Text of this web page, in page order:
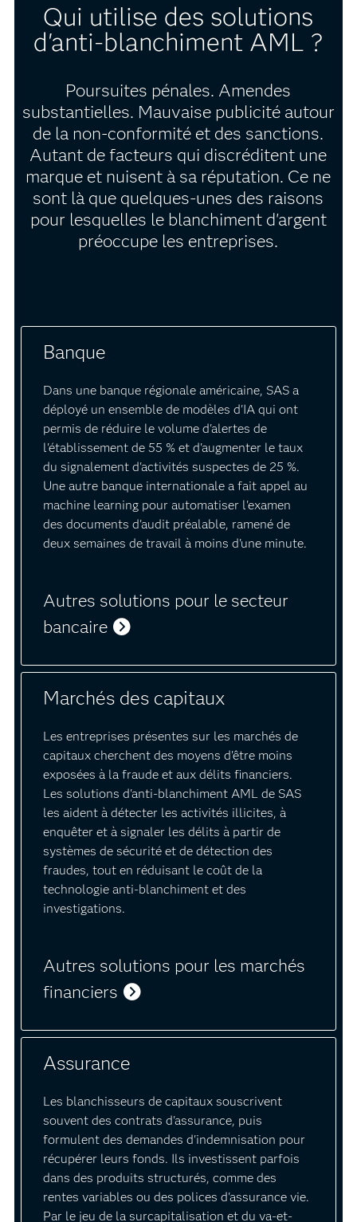
Qui utilise des solutions
d'anti-blanchiment AML ?
Poursuites pénales. Amendes
substantielles. Mauvaise publicité autour
de la non-conformité et des sanctions.
Autant de facteurs qui discréditent une
marque et nuisent à sa réputation. Ce ne
sont là que quelques-unes des raisons
pour lesquelles le blanchiment d'argent
préoccupe les entreprises.
Banque
Dans une banque régionale américaine, SAS a
déployé un ensemble de modèles d'IA qui ont
permis de réduire le volume d'alertes de
l'établissement de 55 % et d'augmenter le taux
du signalement d'activités suspectes de 25 %.
Une autre banque internationale a fait appel au
machine learning pour automatiser l'examen
des documents d'audit préalable, ramené de
deux semaines de travail à moins d'une minute.
Autres solutions pour le secteur
bancaire
Marchés des capitaux
Les entreprises présentes sur les marchés de
capitaux cherchent des moyens d'être moins
exposées à la fraude et aux délits financiers.
Les solutions d'anti-blanchiment AML de SAS
les aident à détecter les activités illicites, à
enquêter et à signaler les délits à partir de
systèmes de sécurité et de détection des
fraudes, tout en réduisant le coût de la
technologie anti-blanchiment et des
investigations.
Autres solutions pour les marchés
financiers
Assurance
Les blanchisseurs de capitaux souscrivent
souvent des contrats d'assurance, puis
formulent des demandes d'indemnisation pour
récupérer leurs fonds. Ils investissent parfois
dans des produits structurés, comme des
rentes variables ou des polices d'assurance vie.
Par le jeu de la surcapitalisation et du va-et-